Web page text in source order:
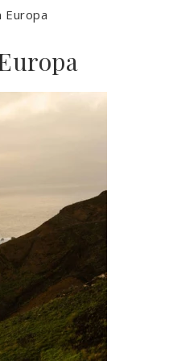
Europa